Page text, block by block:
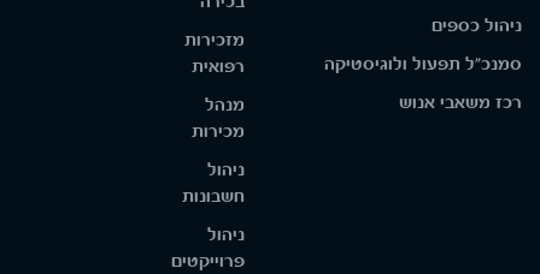
ניהול כספים
סמנכ"ל תפעול ולוגיסטיקה
רכז משאבי אנוש
מזכירות
רפואית
מנהל
מכירות
ניהול
חשבונות
ניהול
פרוייקטים